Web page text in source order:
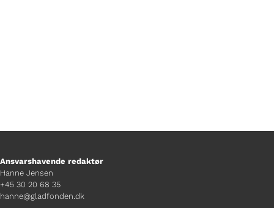
Ansvarshavende redaktør
Hanne Jensen
+45 30 20 68 35
hanne@gladfonden.dk